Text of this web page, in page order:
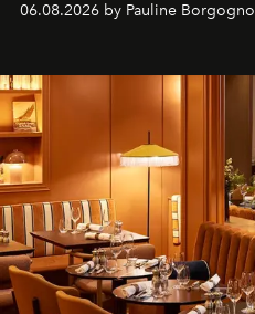
06.08.2026 by Pauline Borgogno